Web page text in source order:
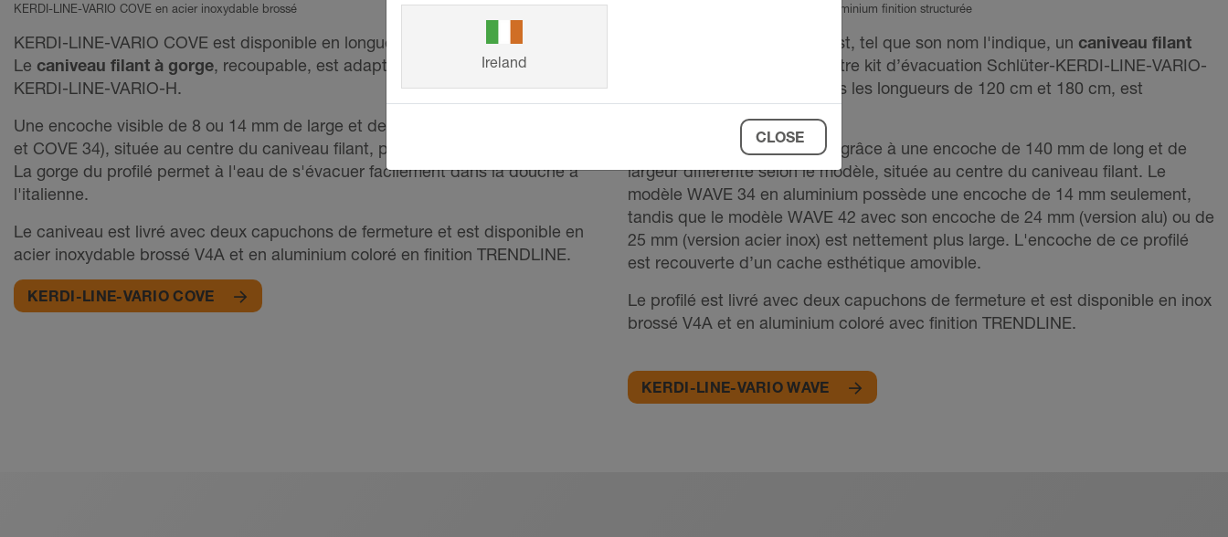
KERDI-LINE-VARIO COVE en acier inoxydable brossé
KERDI-LINE-VARIO COVE est disponible en longueurs de 120 cm et 180 cm.
Le caniveau filant à gorge, recoupable, est adapté au système d’évacuation
KERDI-LINE-VARIO-H.
Une encoche visible de 8 ou 14 mm de large et de 140 mm de long (COVE 26
et COVE 34), située au centre du caniveau filant, permet l’évacuation de l’eau.
La gorge du profilé permet à l'eau de s'évacuer facilement dans la douche à
l'italienne.
Le caniveau est livré avec deux capuchons de fermeture et est disponible en
acier inoxydable brossé V4A et en aluminium coloré en finition TRENDLINE.
KERDI-LINE-VARIO COVE
KERDI-LINE-VARIO design WAVE en aluminium finition structurée
KERDI-LINE-VARIO WAVE est, tel que son nom l'indique, un caniveau filant
, adapté à notre kit d’évacuation Schlüter-KERDI-LINE-VARIO-
H. Ce profilé, disponible dans les longueurs de 120 cm et 180 cm, est
recoupable des deux côtés.
L'évacuation de l'eau se fait grâce à une encoche de 140 mm de long et de
largeur différente selon le modèle, située au centre du caniveau filant. Le
modèle WAVE 34 en aluminium possède une encoche de 14 mm seulement,
tandis que le modèle WAVE 42 avec son encoche de 24 mm (version alu) ou de
25 mm (version acier inox) est nettement plus large. L'encoche de ce profilé
est recouverte d’un cache esthétique amovible.
Le profilé est livré avec deux capuchons de fermeture et est disponible en inox
brossé V4A et en aluminium coloré avec finition TRENDLINE.
KERDI-LINE-VARIO WAVE
Ireland
CLOSE